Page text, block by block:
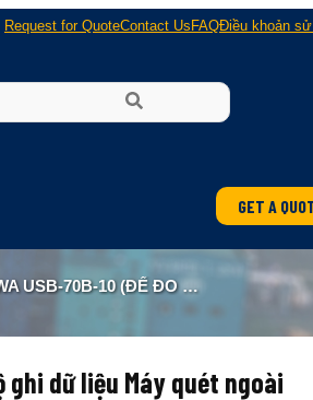
Request for QuoteContact Us FAQĐiều khoản
GET A
CHUNG) UCAM-60C M14/65C
ghi dữ liệu Máy quét ngoài